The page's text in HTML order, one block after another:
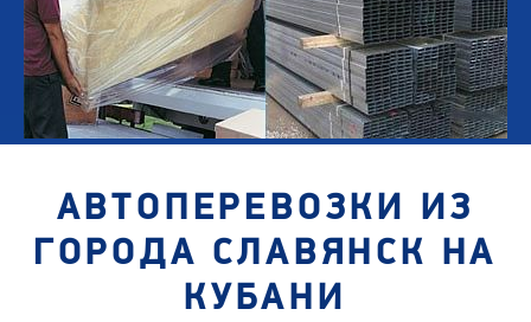
АВТОПЕРЕВОЗКИ ИЗ
ГОРОДА СЛАВЯНСК НА
КУБАНИ